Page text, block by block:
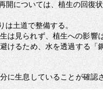
については、植生の回復
は土道で整備する。
は見られず、植生への影
けるため、水を透過する
に生息していることが確